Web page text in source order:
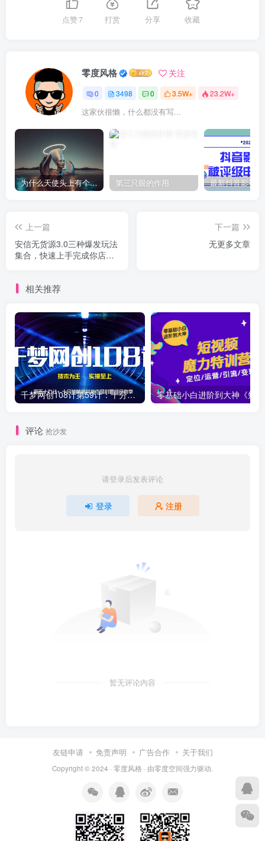
点赞7 打赏 分享 收藏
零度风格 关注
0 3498 0 3.5W+ 23.2W+
这家伙很懒，什么都没有写...
为什么天使头上有个圈？ 第三只眼的作用
上一篇
安信无货源3.0三种爆发玩法
集合，快速‬‬上手完成你店铺
下一篇
无更多文章
相关推荐
千梦网创108计第59计：十分钟精通抖音作品封面组合教学
评论 抢沙发
请登录后发表评论
登录 注册
暂无评论内容
友链申请 免责声明 广告合作 关于我们
Copyright © 2024 · 零度风格 · 由零度空间强力驱动.